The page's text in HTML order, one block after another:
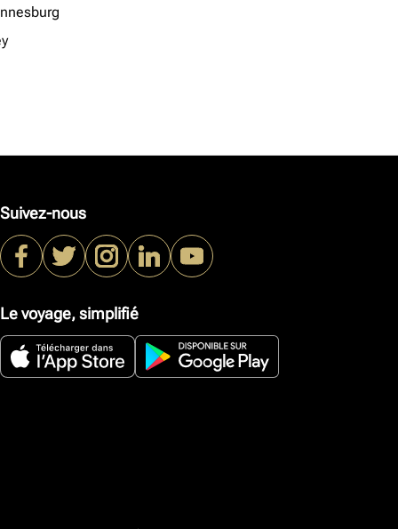
Suivez-nous
Le voyage, simplifié